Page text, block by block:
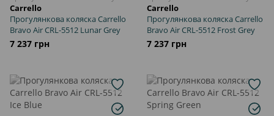
Carrello
Прогулянкова коляска Carrello
Bravo Air CRL-5512 Lunar Grey
7 237 грн
Carrello
Прогулянкова коляска Carrello
Bravo Air CRL-5512 Frost Grey
7 237 грн